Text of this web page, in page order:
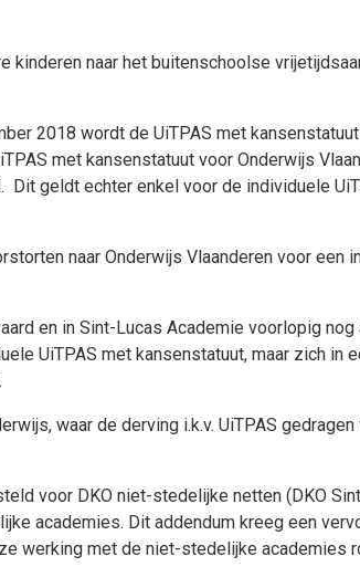
naar het buitenschoolse
2018 wordt de UiTPAS met
met kansenstatuut voor Onderwijs
geldt echter enkel voor de individuele
naar Onderwijs Vlaanderen voor een
en in Sint-Lucas Academie voorlopig nog
UiTPAS met kansenstatuut, maar zich in
waar de derving i.k.v. UiTPAS
voor DKO niet-stedelijke netten (DKO
academies. Dit addendum kreeg een
werking met de niet-stedelijke academies